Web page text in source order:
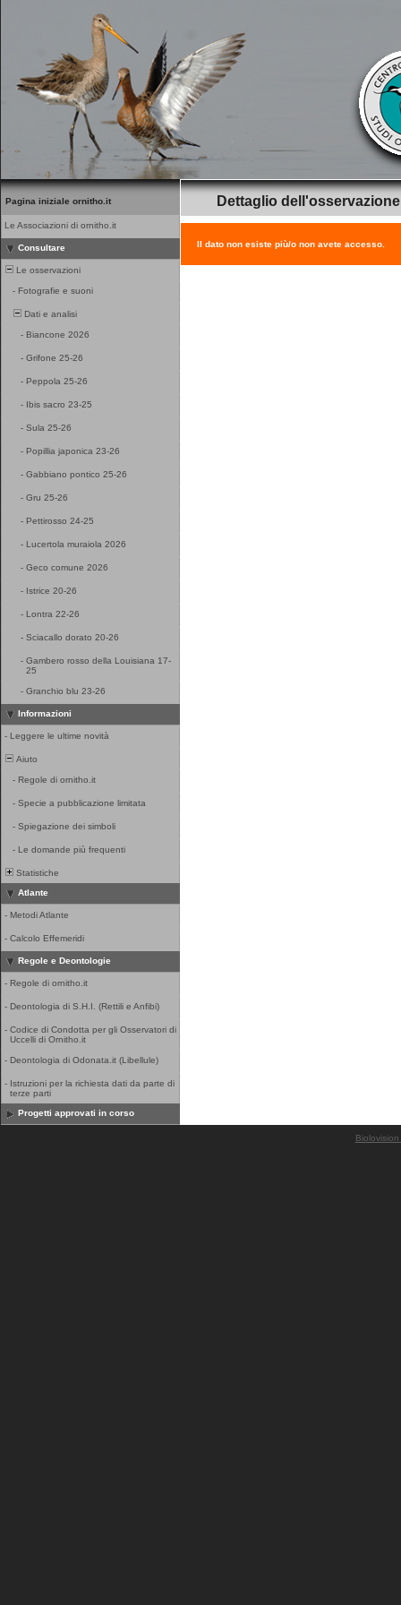
Pagina iniziale ornitho.it
Le Associazioni di ornitho.it
Consultare
Le osservazioni
- Fotografie e suoni
Dati e analisi
- Biancone 2026
- Grifone 25-26
- Peppola 25-26
- Ibis sacro 23-25
- Sula 25-26
- Popillia japonica 23-26
- Gabbiano pontico 25-26
- Gru 25-26
- Pettirosso 24-25
- Lucertola muraiola 2026
- Geco comune 2026
- Istrice 20-26
- Lontra 22-26
- Sciacallo dorato 20-26
- Gambero rosso della Louisiana 17-
25
- Granchio blu 23-26
Informazioni
- Leggere le ultime novità
Aiuto
- Regole di ornitho.it
- Specie a pubblicazione limitata
- Spiegazione dei simboli
- Le domande più frequenti
Statistiche
Atlante
- Metodi Atlante
- Calcolo Effemeridi
Regole e Deontologie
- Regole di ornitho.it
- Deontologia di S.H.I. (Rettili e Anfibi)
- Codice di Condotta per gli Osservatori di
Uccelli di Ornitho.it
- Deontologia di Odonata.it (Libellule)
- Istruzioni per la richiesta dati da parte di
terze parti
Progetti approvati in corso
Dettaglio dell'osservazione
Il dato non esiste più/o non avete accesso.
Biolovision